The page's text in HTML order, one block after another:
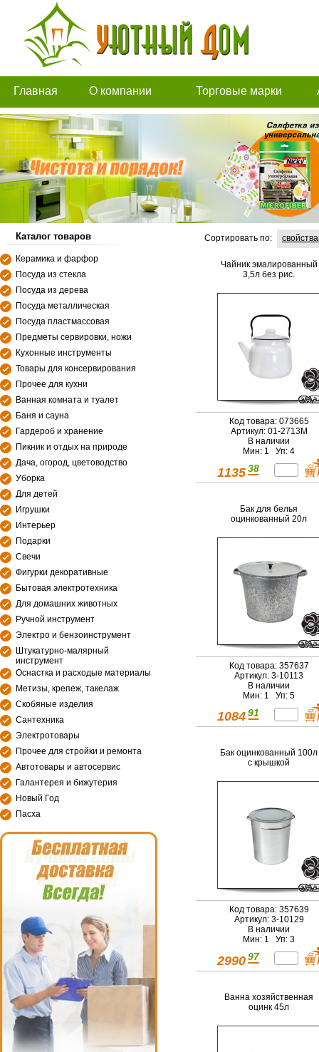
Главная О компании Торговые марки
Каталог товаров
Керамика и фарфор
Посуда из стекла
Посуда из дерева
Посуда металлическая
Посуда пластмассовая
Предметы сервировки, ножи
Кухонные инструменты
Товары для консервирования
Прочее для кухни
Ванная комната и туалет
Баня и сауна
Гардероб и хранение
Пикник и отдых на природе
Дача, огород, цветоводство
Уборка
Для детей
Игрушки
Интерьер
Подарки
Свечи
Фигурки декоративные
Бытовая электротехника
Для домашних животных
Ручной инструмент
Электро и бензоинструмент
Штукатурно-малярный
инструмент
Оснастка и расходые материалы
Метизы, крепеж, такелаж
Скобяные изделия
Сантехника
Электротовары
Прочее для стройки и ремонта
Автотовары и автосервис
Галантерея и бижутерия
Новый Год
Пасха
Сортировать по:
Чайник эмалированный
3,5л без рис.
Код товара: 073665
Артикул: 01-2713М
В наличии
Мин: 1 Уп: 4
1135 38
Бак для белья
оцинкованный 20л
Код товара: 357637
Артикул: 3-10113
В наличии
Мин: 1 Уп: 5
1084 91
Бак оцинкованный 100л
с крышкой
Код товара: 357639
Артикул: 3-10129
В наличии
Мин: 1 Уп: 3
2990 97
Ванна хозяйственная
оцинк 45л